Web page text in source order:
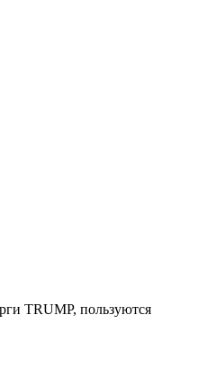
TRUMP, пользуются